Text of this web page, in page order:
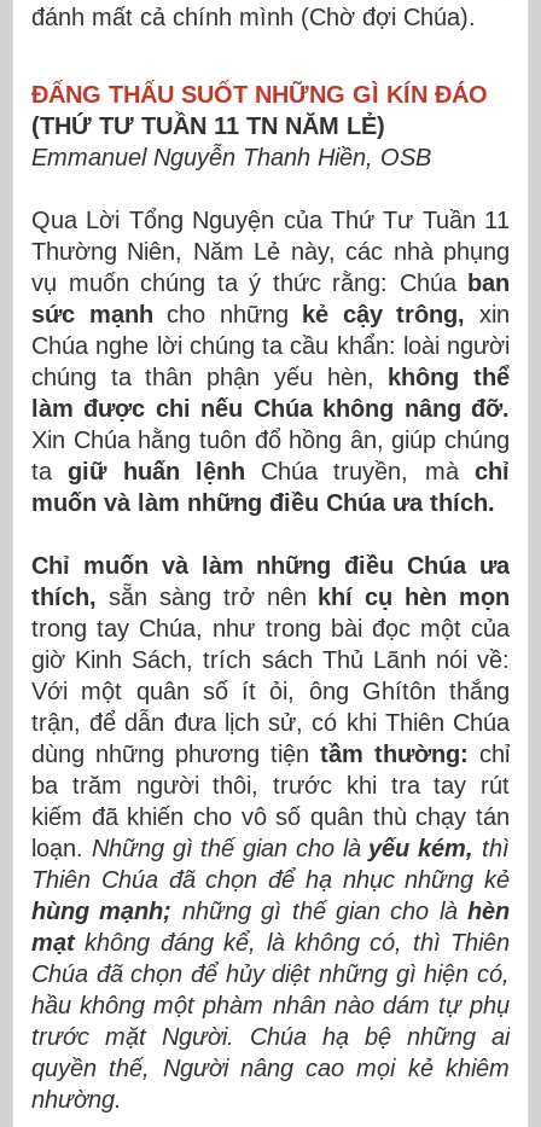
đánh mất cả chính mình (Chờ đợi Chúa).
ĐẤNG THẤU SUỐT NHỮNG GÌ KÍN ĐÁO
(THỨ TƯ TUẦN 11 TN NĂM LẺ)
Emmanuel Nguyễn Thanh Hiền, OSB
Qua Lời Tổng Nguyện của Thứ Tư Tuần 11
Thường Niên, Năm Lẻ này, các nhà phụng
vụ muốn chúng ta ý thức rằng: Chúa ban
sức mạnh cho những kẻ cậy trông, xin
Chúa nghe lời chúng ta cầu khẩn: loài người
chúng ta thân phận yếu hèn,
không thể
làm được chi nếu Chúa không nâng đỡ.
Xin Chúa hằng tuôn đổ hồng ân, giúp chúng
tagiữ huấn lệnh Chúa truyền, màchỉ
muốn và làm những điều Chúa ưa thích.
Chỉ muốn và làm những điều Chúa ưa
thích, sẵn sàng trở nên
khí cụ hèn mọn
trong tay Chúa, như trong bài đọc một của
giờ Kinh Sách, trích sách Thủ Lãnh nói về:
Với một quân số ít ỏi, ông Ghítôn thắng
trận, để dẫn đưa lịch sử, có khi Thiên Chúa
dùng những phương tiện tầm thường: chỉ
ba trăm người thôi, trước khi tra tay rút
kiếm đã khiến cho vô số quân thù chạy tán
loạn. Những gì thế gian cho là yếu kém, thì
Thiên Chúa đã chọn để hạ nhục những kẻ
hùng mạnh; những gì thế gian cho là hèn
mạtkhông đáng kể, là không có, thì Thiên
Chúa đã chọn để hủy diệt những gì hiện có,
hầu không một phàm nhân nào dám tự phụ
trước mặt Người.
Chúa hạ bệ những ai
quyền thế, Người nâng cao mọi kẻ khiêm
nhường.